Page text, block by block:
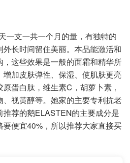
一支一共一个月的量，有独特的
长时间留住美丽。本品能激活和
这些效果是一般的面霜和精华所
加皮肤弹性、保湿、使肌肤更亮
蛋白肽，维生素C，胡萝卜素，
视黄醇等。她家的主要专利抗老
推荐的鹅ELASTEN的主要成分是
便宜40%，所以推荐大家直接买